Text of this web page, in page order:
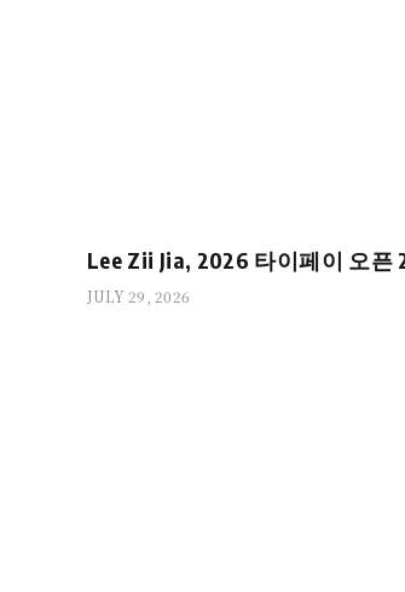
Lee Zii Jia, 2026 타이페이 오픈
JULY 29, 2026